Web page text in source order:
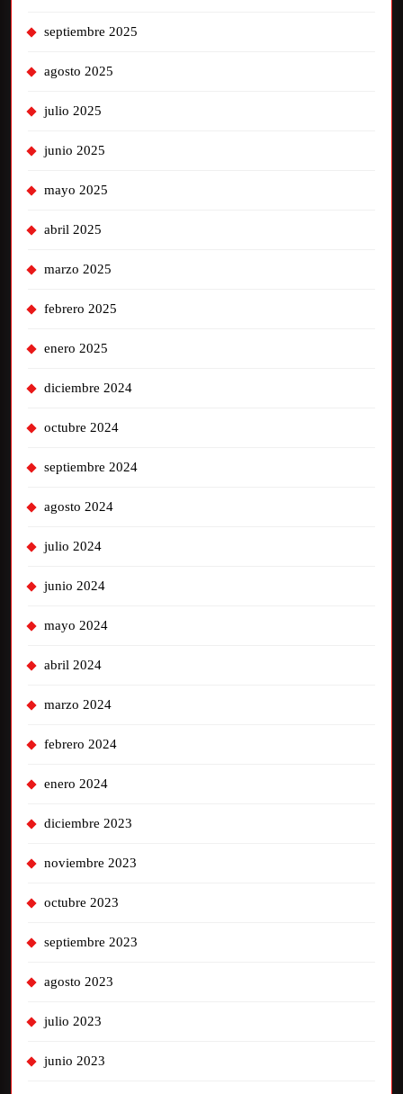
septiembre 2025
agosto 2025
julio 2025
junio 2025
mayo 2025
abril 2025
marzo 2025
febrero 2025
enero 2025
diciembre 2024
octubre 2024
septiembre 2024
agosto 2024
julio 2024
junio 2024
mayo 2024
abril 2024
marzo 2024
febrero 2024
enero 2024
diciembre 2023
noviembre 2023
octubre 2023
septiembre 2023
agosto 2023
julio 2023
junio 2023